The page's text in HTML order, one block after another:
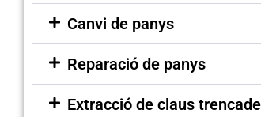
Canvi de panys
Reparació de panys
Extracció de claus